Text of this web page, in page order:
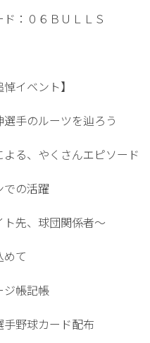
：０６ＢＵＬＬＳ
悼イベント】
手のルーツを辿ろう
よる、やくさんエピソード
での活躍
ト先、球団関係者～
めて
ジ帳記帳
手野球カード配布